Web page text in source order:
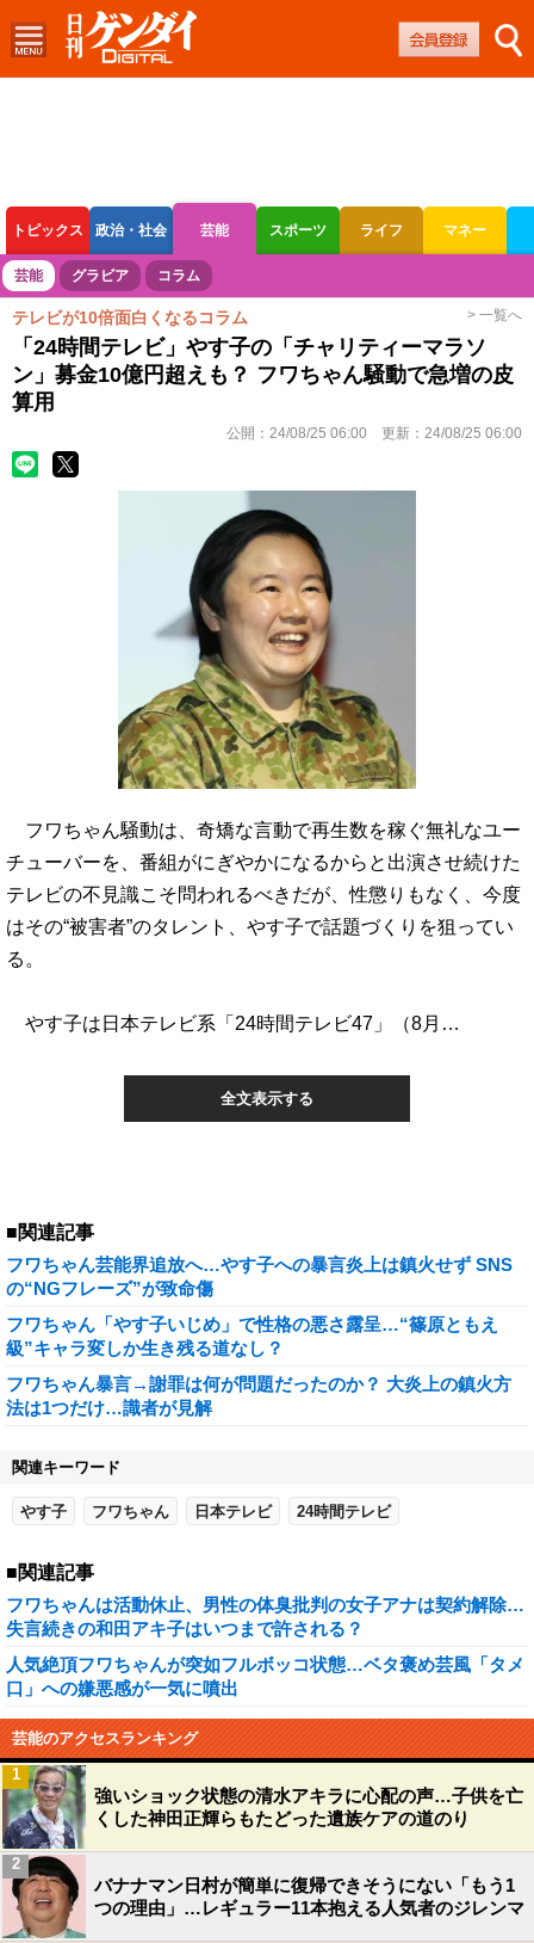
トピックス 政治・社会 芸能 スポーツ ライフ マネー
ボートレース 競輪 オートレース
芸能 グラビア コラム
テレビが10倍面白くなるコラム > 一覧へ
「24時間テレビ」やす子の「チャリティーマラソ
ン」募金10億円超えも？ フワちゃん騒動で急増の皮
算用
公開： 24/08/25 06:00 更新： 24/08/25 06:00
フワちゃん騒動は、奇矯な言動で再生数を稼ぐ無礼なユー
チューバーを、番組がにぎやかになるからと出演させ続けた
テレビの不見識こそ問われるべきだが、性懲りもなく、今度
はその“被害者”のタレント、やす子で話題づくりを狙ってい
る。
やす子は日本テレビ系「24時間テレビ47」（8月…
全文表示する
■関連記事
フワちゃん芸能界追放へ…やす子への暴言炎上は鎮火せず SNS
の“NGフレーズ”が致命傷
フワちゃん「やす子いじめ」で性格の悪さ露呈…“篠原ともえ
級”キャラ変しか生き残る道なし？
フワちゃん暴言→謝罪は何が問題だったのか？ 大炎上の鎮火方
法は1つだけ…識者が見解
関連キーワード
やす子 フワちゃん 日本テレビ 24時間テレビ
■関連記事
フワちゃんは活動休止、男性の体臭批判の女子アナは契約解除…
失言続きの和田アキ子はいつまで許される？
人気絶頂フワちゃんが突如フルボッコ状態…ベタ褒め芸風「タメ
口」への嫌悪感が一気に噴出
芸能のアクセスランキング
強いショック状態の清水アキラに心配の声…子供を亡
くした神田正輝らもたどった遺族ケアの道のり
1
バナナマン日村が簡単に復帰できそうにない「もう1
つの理由」…レギュラー11本抱える人気者のジレンマ
2